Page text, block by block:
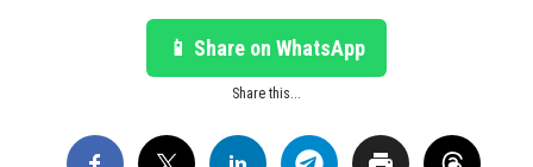
📱 Share on WhatsApp
Share this...